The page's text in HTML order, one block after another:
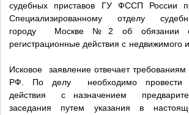
судебных приставов ГУ ФССП России
Специализированному отделу
городу Москве №2 об обязании
регистрационные действия с недвижимого
Исковое заявление отвечает требованиям
РФ. По делу необходимо провести
действия с назначением
заседания путем указания в